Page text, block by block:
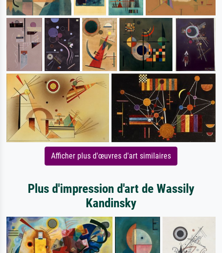
Afficher plus d'œuvres d'art similaires
Plus d'impression d'art de Wassily
Kandinsky